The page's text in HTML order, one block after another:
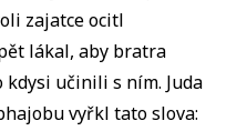
zajatce ocitl
lákal, aby bratra
učinili s ním. Juda
vyřkl tato slova: